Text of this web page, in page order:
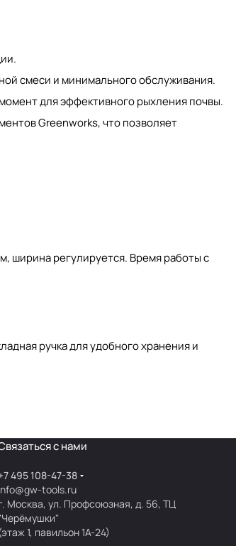
смеси и минимального обслуживания.
для эффективного рыхления почвы.
Greenworks, что позволяет
ширина регулируется. Время работы с
ручка для удобного хранения и
с нами
495 108-47-38
tools.ru
Москва, ул. Профсоюзная, д. 56, ТЦ
(этаж 1, павильон 1А-24)